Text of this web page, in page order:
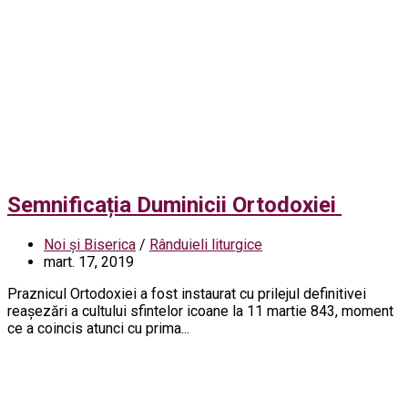
Semnificația Duminicii Ortodoxiei
Noi și Biserica / Rânduieli liturgice
mart. 17, 2019
Praznicul Ortodoxiei a fost instaurat cu prilejul definitivei
reaşezări a cultului sfintelor icoane la 11 martie 843, moment
ce a coincis atunci cu prima...